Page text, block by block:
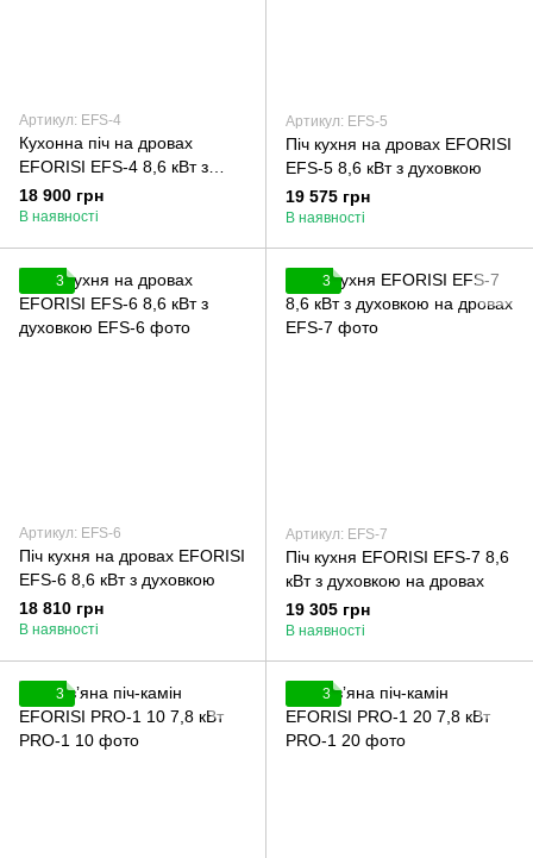
Артикул: EFS-4
Кухонна піч на дровах
EFORISI EFS-4 8,6 кВт з
духовкою
18 900 грн
В наявності
Артикул: EFS-5
Піч кухня на дровах EFORISI
EFS-5 8,6 кВт з духовкою
19 575 грн
В наявності
3
Артикул: EFS-6
Піч кухня на дровах EFORISI
EFS-6 8,6 кВт з духовкою
18 810 грн
В наявності
3
Артикул: EFS-7
Піч кухня EFORISI EFS-7 8,6
кВт з духовкою на дровах
19 305 грн
В наявності
3 3